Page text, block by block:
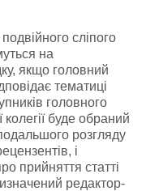
сліпого
на
якщо головний
тематиці
головного
буде обраний
розгляду
і
прийняття статті
редактор-